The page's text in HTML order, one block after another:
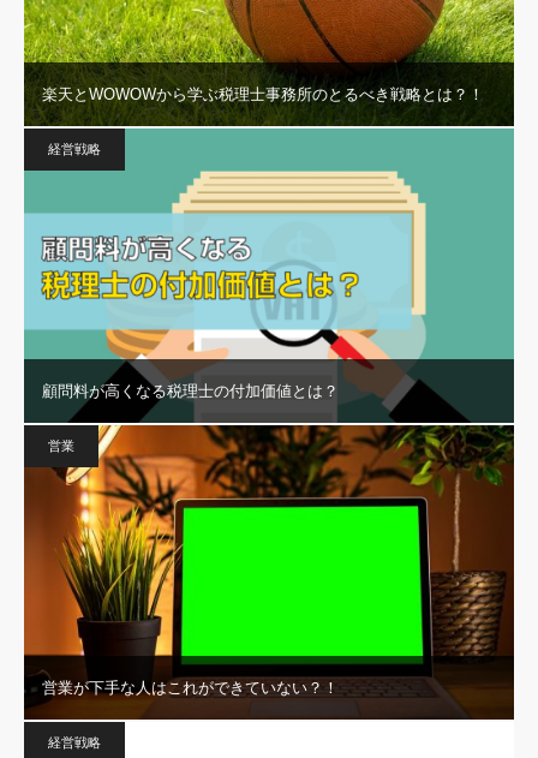
楽天とWOWOWから学ぶ税理士事務所のとるべき戦略とは？！
経営戦略
顧問料が高くなる税理士の付加価値とは？
営業
営業が下手な人はこれができていない？！
経営戦略